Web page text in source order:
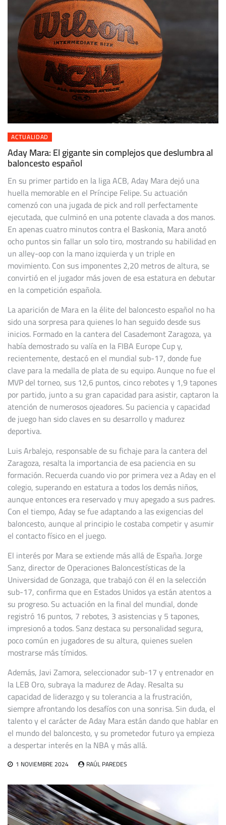
ACTUALIDAD
Aday Mara: El gigante sin complejos que deslumbra al
baloncesto español
En su primer partido en la liga ACB, Aday Mara dejó una
huella memorable en el Príncipe Felipe. Su actuación
comenzó con una jugada de pick and roll perfectamente
ejecutada, que culminó en una potente clavada a dos manos.
En apenas cuatro minutos contra el Baskonia, Mara anotó
ocho puntos sin fallar un solo tiro, mostrando su habilidad en
un alley-oop con la mano izquierda y un triple en
movimiento. Con sus imponentes 2,20 metros de altura, se
convirtió en el jugador más joven de esa estatura en debutar
en la competición española.
La aparición de Mara en la élite del baloncesto español no ha
sido una sorpresa para quienes lo han seguido desde sus
inicios. Formado en la cantera del Casademont Zaragoza, ya
había demostrado su valía en la FIBA Europe Cup y,
recientemente, destacó en el mundial sub-17, donde fue
clave para la medalla de plata de su equipo. Aunque no fue el
MVP del torneo, sus 12,6 puntos, cinco rebotes y 1,9 tapones
por partido, junto a su gran capacidad para asistir, captaron la
atención de numerosos ojeadores. Su paciencia y capacidad
de juego han sido claves en su desarrollo y madurez
deportiva.
Luis Arbalejo, responsable de su fichaje para la cantera del
Zaragoza, resalta la importancia de esa paciencia en su
formación. Recuerda cuando vio por primera vez a Aday en el
colegio, superando en estatura a todos los demás niños,
aunque entonces era reservado y muy apegado a sus padres.
Con el tiempo, Aday se fue adaptando a las exigencias del
baloncesto, aunque al principio le costaba competir y asumir
el contacto físico en el juego.
El interés por Mara se extiende más allá de España. Jorge
Sanz, director de Operaciones Baloncestísticas de la
Universidad de Gonzaga, que trabajó con él en la selección
sub-17, confirma que en Estados Unidos ya están atentos a
su progreso. Su actuación en la final del mundial, donde
registró 16 puntos, 7 rebotes, 3 asistencias y 5 tapones,
impresionó a todos. Sanz destaca su personalidad segura,
poco común en jugadores de su altura, quienes suelen
mostrarse más tímidos.
Además, Javi Zamora, seleccionador sub-17 y entrenador en
la LEB Oro, subraya la madurez de Aday. Resalta su
capacidad de liderazgo y su tolerancia a la frustración,
siempre afrontando los desafíos con una sonrisa. Sin duda, el
talento y el carácter de Aday Mara están dando que hablar en
el mundo del baloncesto, y su prometedor futuro ya empieza
a despertar interés en la NBA y más allá.
1 NOVIEMBRE 2024 RAÚL PAREDES